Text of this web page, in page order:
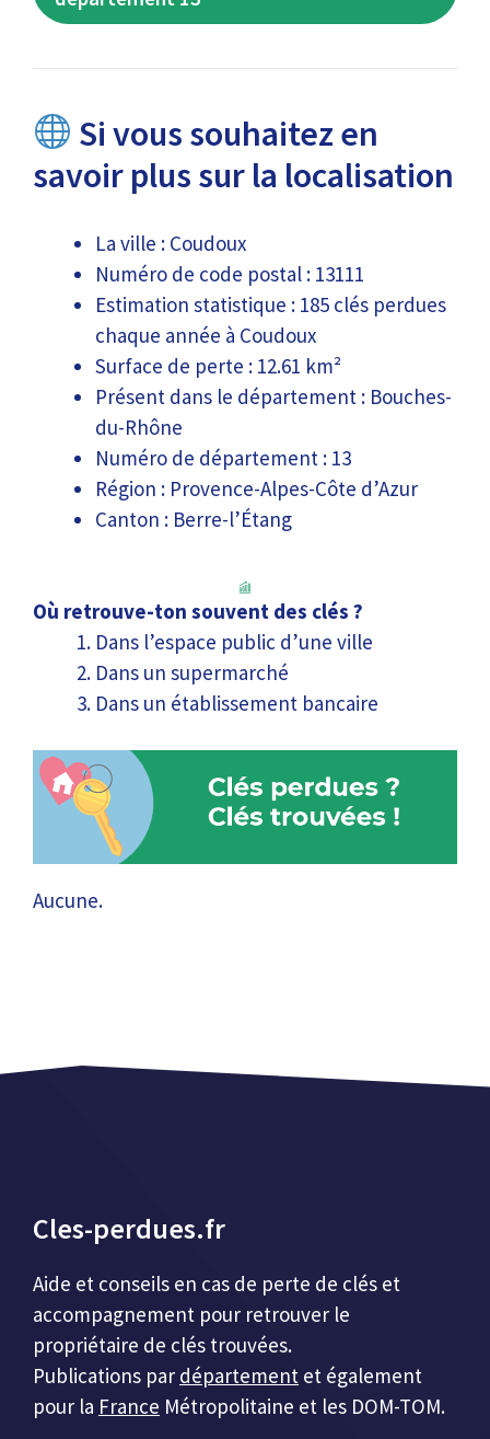
Si vous souhaitez en
savoir plus sur la localisation
La ville : Coudoux
Numéro de code postal : 13111
Estimation statistique : 185 clés perdues
chaque année à Coudoux
Surface de perte : 12.61 km²
Présent dans le département : Bouches-
du-Rhône
Numéro de département : 13
Région : Provence-Alpes-Côte d’Azur
Canton : Berre-l’Étang
Où retrouve-ton souvent des clés ?
Dans l’espace public d’une ville
Dans un supermarché
Dans un établissement bancaire
Aucune.
Cles-perdues.fr
Aide et conseils en cas de perte de clés et
accompagnement pour retrouver le
propriétaire de clés trouvées.
Publications par département et également
pour la France Métropolitaine et les DOM-TOM.